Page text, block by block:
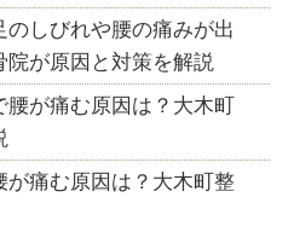
しびれや腰の痛みが出
院が原因と対策を解説
が痛む原因は？大木町
が痛む原因は？大木町整